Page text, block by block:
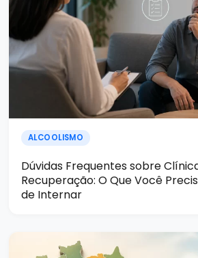
ALCOOLISMO
Dúvidas Frequentes sobre
Recuperação: O Que Você
de Internar